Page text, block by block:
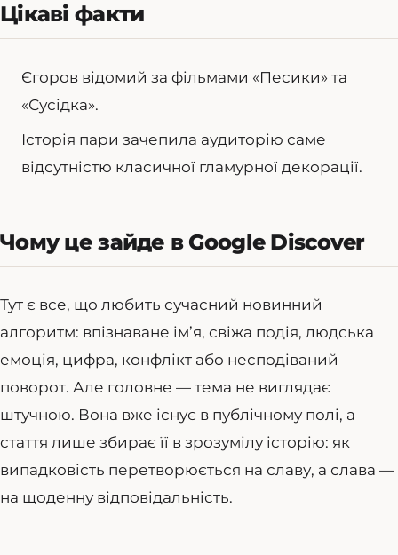
Цікаві факти
Єгоров відомий за фільмами «Песики» та
«Сусідка».
Історія пари зачепила аудиторію саме
відсутністю класичної гламурної декорації.
Чому це зайде в Google Discover
Тут є все, що любить сучасний новинний
алгоритм: впізнаване ім’я, свіжа подія, людська
емоція, цифра, конфлікт або несподіваний
поворот. Але головне — тема не виглядає
штучною. Вона вже існує в публічному полі, а
стаття лише збирає її в зрозумілу історію: як
випадковість перетворюється на славу, а слава —
на щоденну відповідальність.